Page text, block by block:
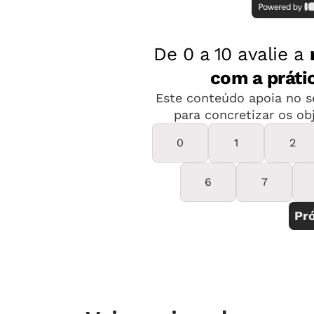
Pedagogia, atuo na Educação Infantil e
Fundamental, aprimorando a teoria que
inscrever, analisei bastante qual era o
melhor formato e me preparei porque a
demanda de leituras e trabalhos é intensa.
dedicação ao estudo e ao trabalho para
, 28 anos, cursa especialização em
Educação na UFJF e é educadora da
Escola Infantil Hermann Gmeiner, também
em Juiz de Fora, a 276 quilômetros de Belo
Já os
a
de
exigem
voltado